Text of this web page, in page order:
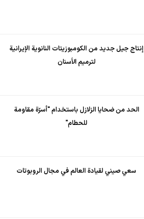
إنتاج جيل جديد من الكومبوزيتات النانوية الإيرانية
لترميم الأسنان
الحد من ضحايا الزلازل باستخدام "أسرّة مقاومة
للحطام"
سعي صيني لقيادة العالم في مجال الروبوتات